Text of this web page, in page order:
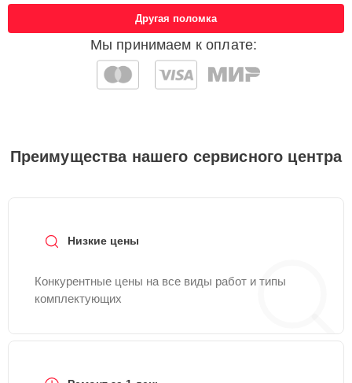
Мы принимаем к оплате:
Другая поломка
Преимущества нашего сервисного центра
Низкие цены
Конкурентные цены на все виды работ и типы
комплектующих